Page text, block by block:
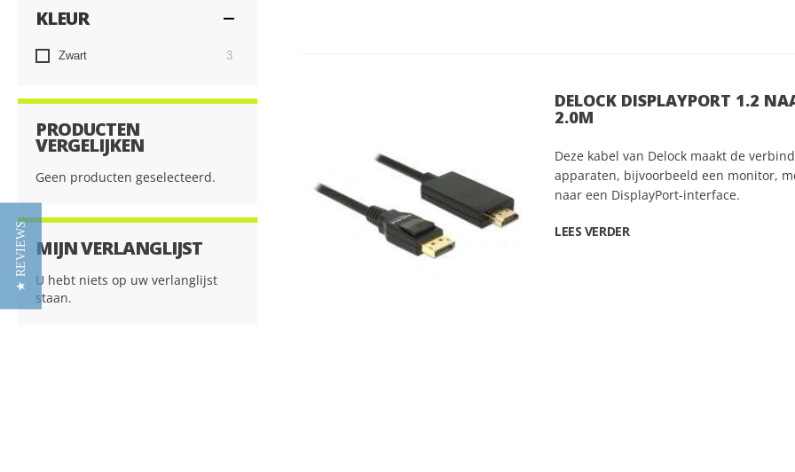
DELOCK DISPLAYPORT 1.2
2.0M
Deze kabel van Delock maakt de
apparaten, bijvoorbeeld een monitor,
naar een DisplayPort-interface.
LEES VERDER
KLEUR
Zwart 3producten
PRODUCTEN
VERGELIJKEN
Geen producten geselecteerd.
MIJN VERLANGLIJST
U hebt niets op uw verlanglijst
staan.
★ REVIEWS